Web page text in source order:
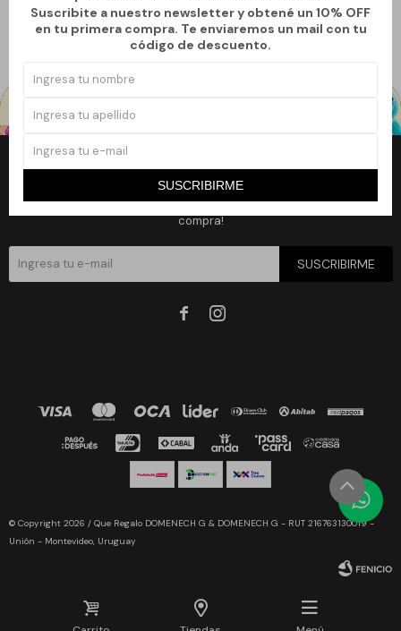
Suscribite a nuestro newsletter y obtené un 10% OFF
en tu primera compra. Te enviaremos un mail con tu
código de descuento.
SUSCRIBIRME
Newsletter
¡Suscribite a nuestro newsletter y accedé a un 10% off en tu primera
compra!
SUSCRIBIRME
 
© Copyright 2026 / Que Regalo DOMENECH G & DOMENECH G - RUT 216763130019 -
Unión - Montevideo, Uruguay